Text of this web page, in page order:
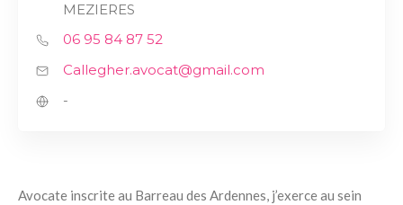
MEZIERES
06 95 84 87 52
Callegher.avocat@gmail.com
-
Avocate inscrite au Barreau des Ardennes, j’exerce au sein